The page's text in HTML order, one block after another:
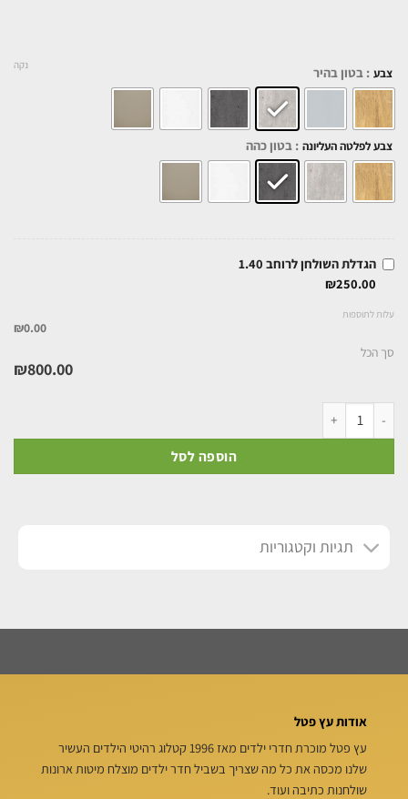
צבע : בטון בהיר
צבע לפלטה העליונה : בטון כהה
נקה
הגדלת השולחן לרוחב 1.40
₪250.00
עלות לתוספות
₪0.00
סך הכל
₪800.00
הוספה לסל
תגיות וקטגוריות
אודות עץ פטל
עץ פטל מוכרת חדרי ילדים מאז 1996 קטלוג רהיטי הילדים העשיר
שלנו מכסה את כל מה שצריך בשביל חדר ילדים מוצלח מיטות ארונות
שולחנות כתיבה ועוד.